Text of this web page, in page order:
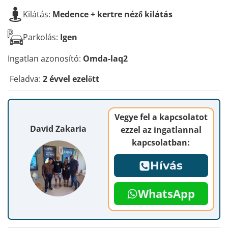
Kilátás: Medence + kertre néző kilátás
Parkolás: Igen
Ingatlan azonosító: Omda-laq2
Feladva: 2 évvel ezelőtt
David Zakaria
Vegye fel a kapcsolatot
ezzel az ingatlannal
kapcsolatban:
Hívás
WhatsApp